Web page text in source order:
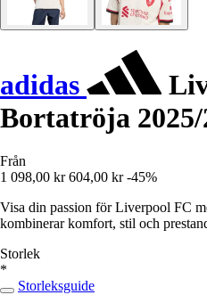
adidas
Bortatröja 2025/
Från
1 098,00 kr 604,00 kr -45%
Visa din passion för Liverpool FC
kombinerar komfort, stil och
Storlek
*
Storleksguide